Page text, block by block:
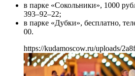
в парке «Сокольники», 1000
393–92–22;
в парке «Дубки», бесплатно,
00.
https://kudamoscow.ru/uploads/